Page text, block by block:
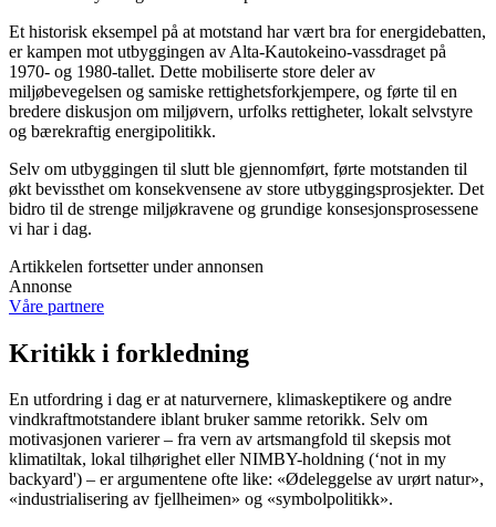
Et historisk eksempel på at motstand har vært bra for energidebatten,
er kampen mot utbyggingen av Alta-Kautokeino-vassdraget på
1970- og 1980-tallet. Dette mobiliserte store deler av
miljøbevegelsen og samiske rettighetsforkjempere, og førte til en
bredere diskusjon om miljøvern, urfolks rettigheter, lokalt selvstyre
og bærekraftig energipolitikk.
Selv om utbyggingen til slutt ble gjennomført, førte motstanden til
økt bevissthet om konsekvensene av store utbyggingsprosjekter. Det
bidro til de strenge miljøkravene og grundige konsesjonsprosessene
vi har i dag.
Artikkelen fortsetter under annonsen
Annonse
Våre partnere
Kritikk i forkledning
En utfordring i dag er at naturvernere, klimaskeptikere og andre
vindkraftmotstandere iblant bruker samme retorikk. Selv om
motivasjonen varierer – fra vern av artsmangfold til skepsis mot
klimatiltak, lokal tilhørighet eller NIMBY-holdning (‘not in my
backyard') – er argumentene ofte like: «Ødeleggelse av urørt natur»,
«industrialisering av fjellheimen» og «symbolpolitikk».